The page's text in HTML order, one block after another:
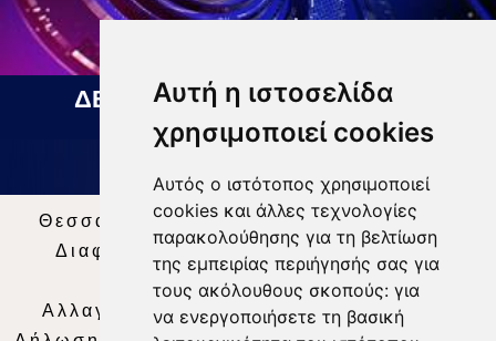
Αυτή η ιστοσελίδα
χρησιμοποιεί cookies
Αυτός ο ιστότοπος χρησιμοποιεί
cookies και άλλες τεχνολογίες
παρακολούθησης για τη βελτίωση
της εμπειρίας περιήγησής σας για
τους ακόλουθους σκοπούς: για
να ενεργοποιήσετε τη βασική
ΔΕΛΤΙΟ ΕΙΔΗΣΕΩΝ 07 08 2026
Θεσσαλία Τηλεόραση|SNG Services
Διαφήμιση | Όροι Χρήσης |Δήλωση
Απορρήτου |
Περιεχόμενο
Αλλαγή Προτιμήσεων για τα Cookies